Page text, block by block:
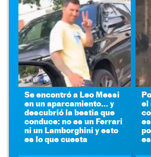
Se encontró a Leo Messi
en un aparcamiento... y
descubrió la bestia que
conduce: no es un Ferrari
ni un Lamborghini y esto
es lo que cuesta
el